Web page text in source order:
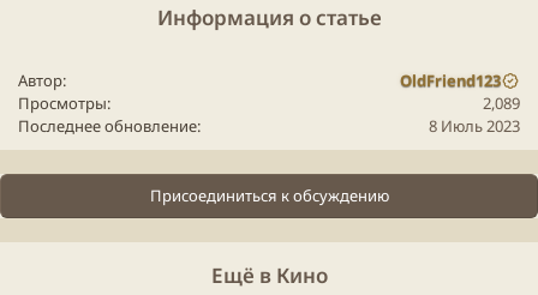
Кристиан Бейл - вроде идетектив, а вроде и нет.
Пожалуй, главная досада в этом фильме для меня
это ход самого расследования. Его как будто и нет. В
Информация о статье
Автор
OldFriend123
Просмотры
2,089
Последнее обновление
8 Июль 2023
Присоединиться к обсуждению
Ещё в Кино